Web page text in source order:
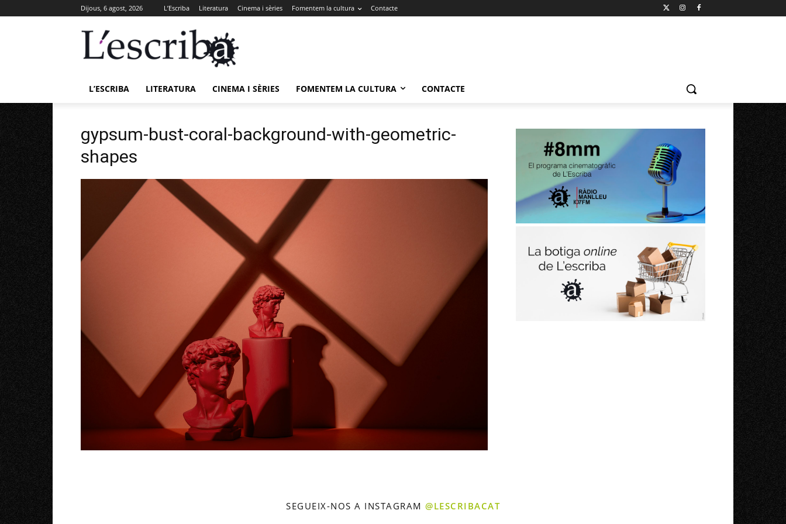
Dijous, 6 agost, 2026 L’Escriba Literatura Cinema i sèries Fomentem la cultura Contacte
L’ESCRIBA LITERATURA CINEMA I SÈRIES FOMENTEM LA CULTURA CONTACTE
gypsum-bust-coral-background-with-geometric-
shapes
SEGUEIX-NOS A INSTAGRAM @LESCRIBACAT